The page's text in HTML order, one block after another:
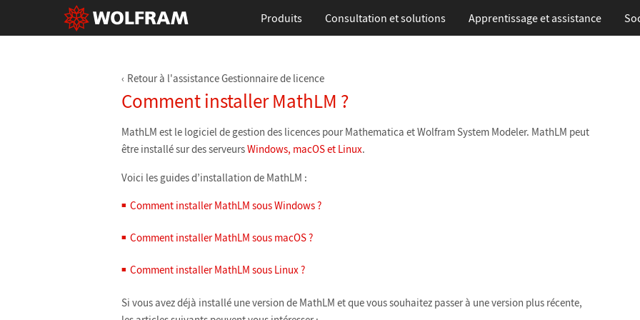
Produits Consultation et solutions Apprentissageet assistance
Retour à l'assistance Gestionnaire de licence
Comment installer MathLM ?
MathLM est le logiciel de gestion des licences pour Mathematica et Wolfram System Modeler. MathLM peut
être installé sur des serveursWindows, macOS et Linux.
Voici les guides d’installation de MathLM :
Comment installer MathLM sous Windows ?
Comment installer MathLM sous macOS ?
Comment installer MathLM sous Linux ?
Si vous avez déjà installé une version de MathLM et que vous souhaitez passer à une version plus récente,